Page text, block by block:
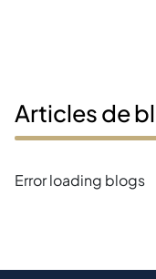
Articles de
Error loading blogs